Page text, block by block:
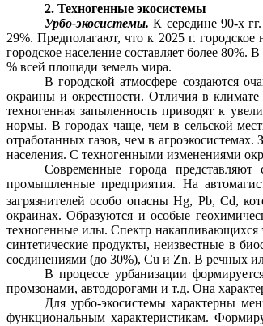
2. Техногенные экосистемы
Урбо-экосистемы.К середине 90-х гг.
29%. Предполагают, что к 2025 г. городское
городское население составляет более
% всей площади земель мира.
В городской атмосфере создаются
окраины и окрестности. Отличия в
техногенная запыленность приводят к
нормы. В городах чаще, чем в сельской
отработанных газов, чем в агроэкосистемах.
населения. С техногенными изменениями
Современные города
промышленные предприятия. На
загрязнителей особо опасныHg, Pb, Cd,
окраинах. Образуются и особые
техногенные илы. Спектр накапливающихся
синтетические продукты, неизвестные в
соединениями (до 30%), Сu и Zn. В речных
В процессе урбанизации
промзонами, автодорогами и т.д. Она
Для урбо-экосистемы характерны
функциональным характеристикам.